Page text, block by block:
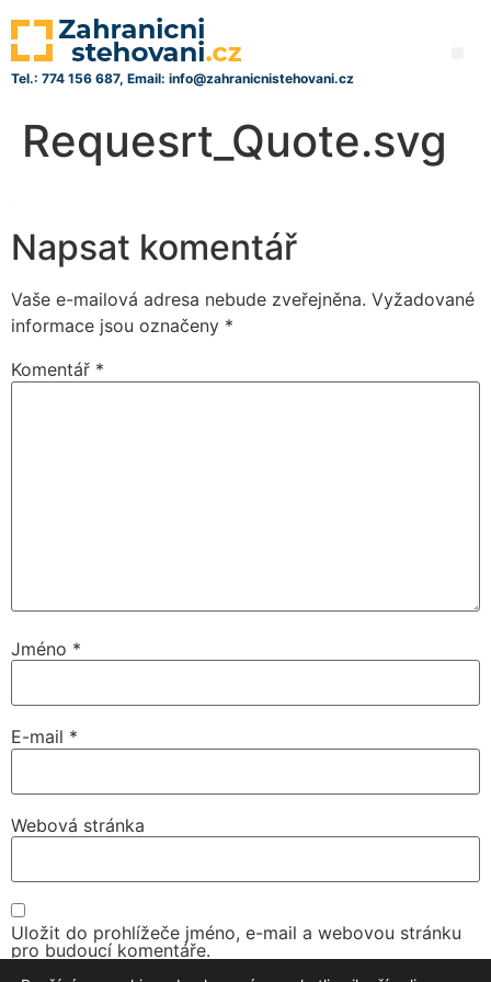
Tel.: 774 156 687, Email: info@zahranicnistehovani.cz
Requesrt_Quote.svg
Napsat komentář
Vaše e-mailová adresa nebude zveřejněna. Vyžadované
informace jsou označeny *
Komentář *
Jméno *
E-mail *
Webová stránka
Uložit do prohlížeče jméno, e-mail a webovou stránku
pro budoucí komentáře.